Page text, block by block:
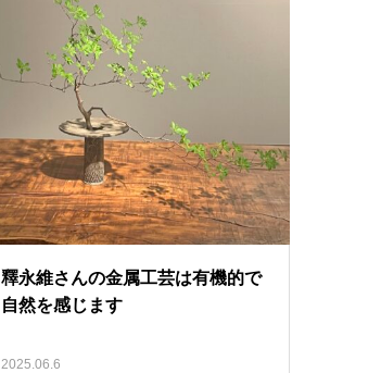
釋永維さんの金属工芸は有機的で
自然を感じます
2025.06.6